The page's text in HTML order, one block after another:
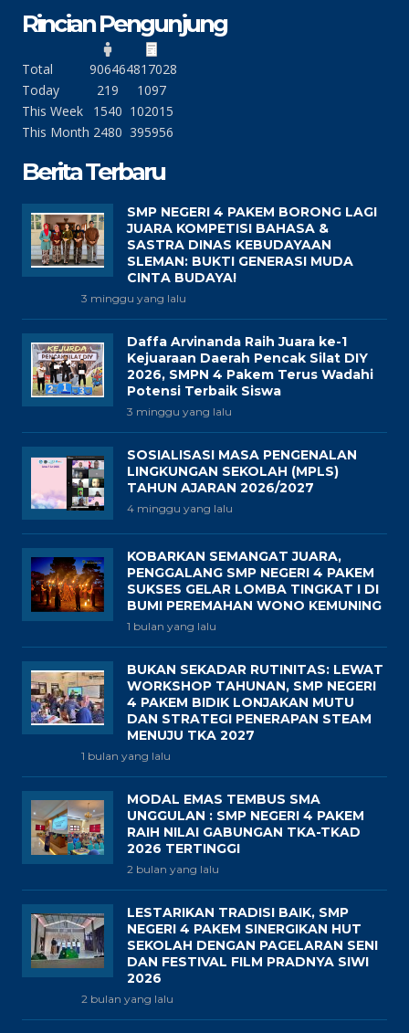
Rincian Pengunjung
Total 906464817028
Today
219
1097
This Week
1540 102015
This Month 2480 395956
Berita Terbaru
SMP NEGERI 4 PAKEM BORONG LAGI
JUARA KOMPETISI BAHASA &
SASTRA DINAS KEBUDAYAAN
SLEMAN: BUKTI GENERASI MUDA
CINTA BUDAYA!
3 minggu yang lalu
Daffa Arvinanda Raih Juara ke-1
Kejuaraan Daerah Pencak Silat DIY
2026, SMPN 4 Pakem Terus Wadahi
Potensi Terbaik Siswa
3 minggu yang lalu
SOSIALISASI MASA PENGENALAN
LINGKUNGAN SEKOLAH (MPLS)
TAHUN AJARAN 2026/2027
4 minggu yang lalu
KOBARKAN SEMANGAT JUARA,
PENGGALANG SMP NEGERI 4 PAKEM
SUKSES GELAR LOMBA TINGKAT I DI
BUMI PEREMAHAN WONO KEMUNING
1 bulan yang lalu
BUKAN SEKADAR RUTINITAS: LEWAT
WORKSHOP TAHUNAN, SMP NEGERI
4 PAKEM BIDIK LONJAKAN MUTU
DAN STRATEGI PENERAPAN STEAM
MENUJU TKA 2027
1 bulan yang lalu
MODAL EMAS TEMBUS SMA
UNGGULAN : SMP NEGERI 4 PAKEM
RAIH NILAI GABUNGAN TKA-TKAD
2026 TERTINGGI
2 bulan yang lalu
LESTARIKAN TRADISI BAIK, SMP
NEGERI 4 PAKEM SINERGIKAN HUT
SEKOLAH DENGAN PAGELARAN SENI
DAN FESTIVAL FILM PRADNYA SIWI
2026
2 bulan yang lalu